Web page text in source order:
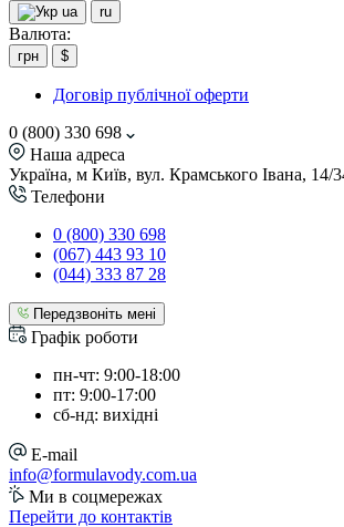
ua ru
Валюта:
грн $
Договір публічної оферти
0 (800) 330 698
Наша адреса
Україна, м Київ, вул. Крамського Івана, 14/
Телефони
0 (800) 330 698
(067) 443 93 10
(044) 333 87 28
Передзвоніть мені
Графік роботи
пн-чт: 9:00-18:00
пт: 9:00-17:00
сб-нд: вихідні
E-mail
info@formulavody.com.ua
Ми в соцмережах
Перейти до контактів